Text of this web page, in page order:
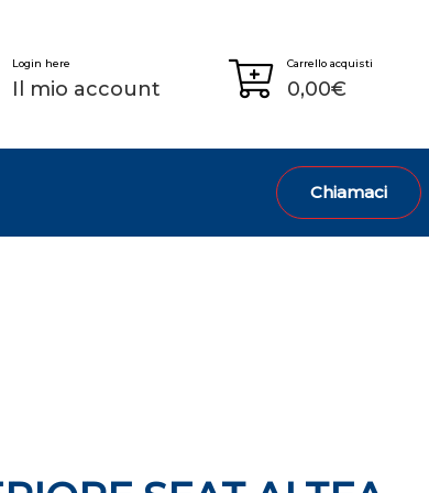
Login here
Il mio account
Carrello acquisti
0,00€
Chiamaci